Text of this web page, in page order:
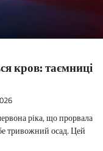
кров: таємниці
ріка, що прорвала
тривожний осад. Цей